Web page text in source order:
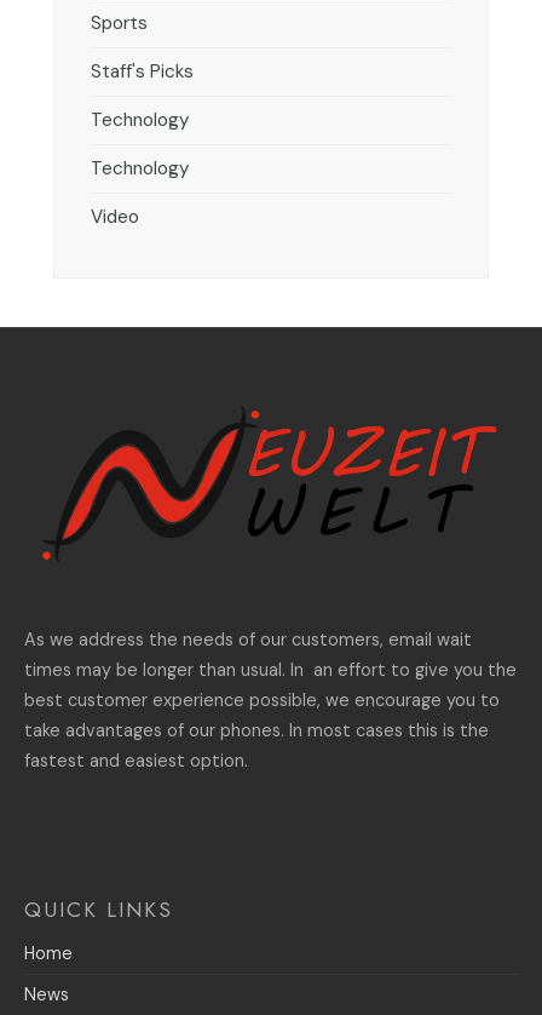
Sports
Staff's Picks
Technology
Technology
Video
As we address the needs of our customers, email wait
times may be longer than usual. In an effort to give you the
best customer experience possible, we encourage you to
take advantages of our phones. In most cases this is the
fastest and easiest option.
QUICK LINKS
Home
News